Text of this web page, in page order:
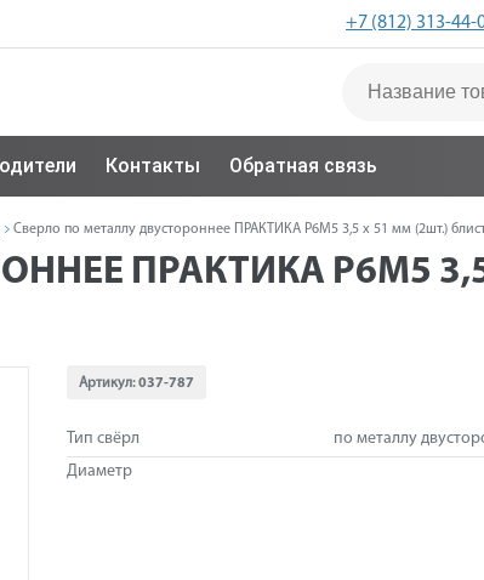
+7 (812) 313-44-
Контакты Обратная связь
Сверло по металлу двустороннее ПРАКТИКА Р6М5 3,5 х 51 мм (2шт.)
ПРАКТИКА Р6М5
Артикул:037-787
Тип свёрл
по металлу
Диаметр